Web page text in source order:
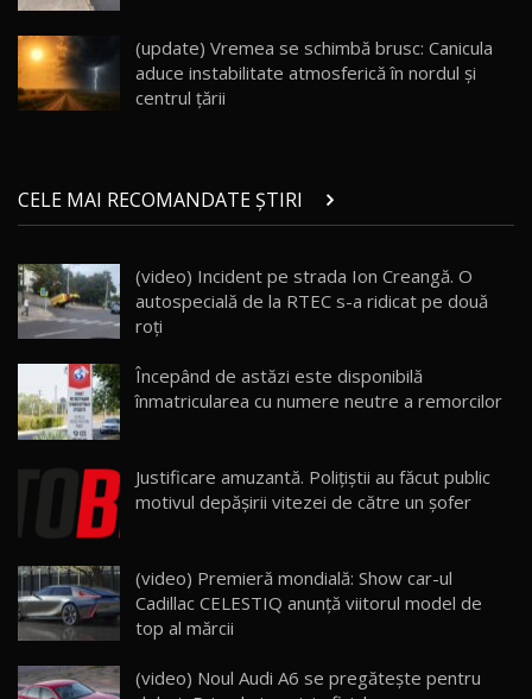
AutoBlog.MD
23:36
20
Noul ZEEKR 7X / Test Drive AutoBlog.MD
29:08
21
Micul BYD Dolphin Surf / Test Drive
AutoBlog.MD
16:59
22
Noua Mazda 6e / Test Drive AutoBlog.MD
26:59
23
Lynk & Co 01 / Test Drive AutoBlog.MD
25:19
ZEEKR 009: Cel mai Performant și Confortabil
Van Electric Testat în Moldova / AutoBlog.MD
26:38
25
mai Exclusiv și Puternic Defender Testat în
Moldova
32:21
26
AutoBlog.MD
10:57
(update) Vremea se schimbă brusc: Canicula
aduce instabilitate atmosferică în nordul și
centrul țării
CELE MAI RECOMANDATE ȘTIRI
(video) Incident pe strada Ion Creangă. O
autospecială de la RTEC s-a ridicat pe două
roți
Începând de astăzi este disponibilă
înmatricularea cu numere neutre a remorcilor
Justificare amuzantă. Poliţiştii au făcut public
motivul depăşirii vitezei de către un şofer
(video) Premieră mondială: Show car-ul
Cadillac CELESTIQ anunţă viitorul model de
top al mărcii
(video) Noul Audi A6 se pregăteşte pentru